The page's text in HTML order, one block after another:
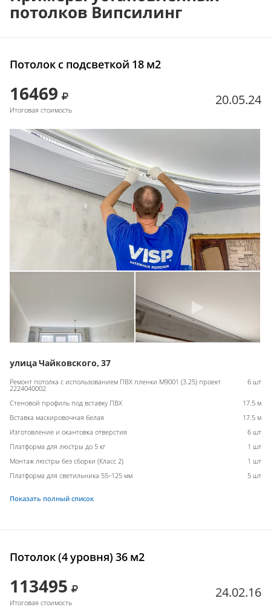
потолков Випсилинг
Потолок с подсветкой 18 м2
16469
Итоговая стоимость
20.05.24
улица Чайковского, 37
Ремонт потолка с использованием ПВХ пленки M9001 (3.25) проект
2224040002
6 шт
Стеновой профиль под вставку ПВХ
17.5 м
Вставка маскировочная белая
17.5 м
Изготовление и окантовка отверстия
6 шт
Платформа для люстры до 5 кг
1 шт
Монтаж люстры без сборки (Класс 2)
1 шт
Платформа для светильника 55-125 мм
5 шт
Показать полный список
Потолок (4 уровня) 36 м2
113495
Итоговая стоимость
24.02.16